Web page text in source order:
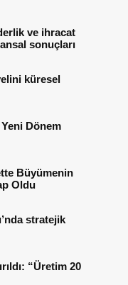
ve ihracat
sonuçları
küresel
Dönem
Büyümenin
Oldu
stratejik
“Üretim 20